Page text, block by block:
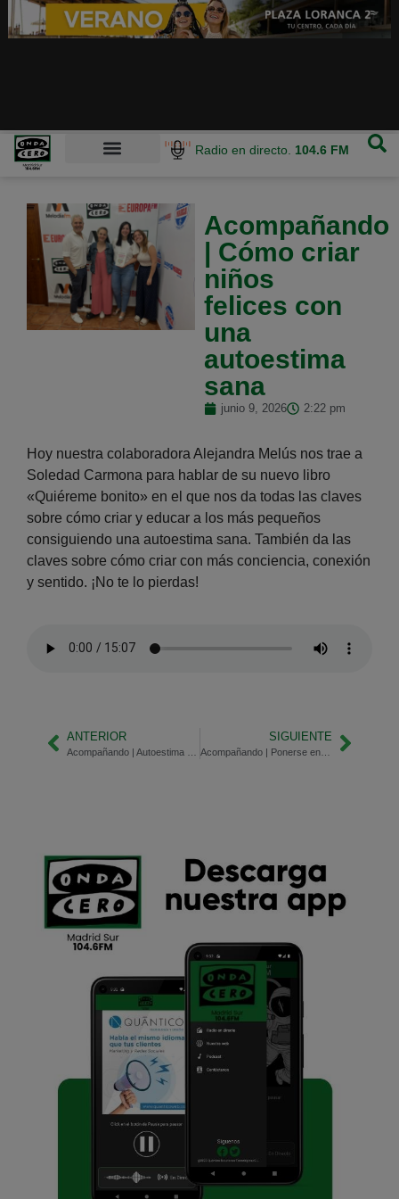
Radio en directo. 104.6 FM
Acompañando
| Cómo criar
niños
felices con
una
autoestima
sana
junio 9, 2026 2:22 pm
Hoy nuestra colaboradora Alejandra Melús nos trae a
Soledad Carmona para hablar de su nuevo libro
«Quiéreme bonito» en el que nos da todas las claves
sobre cómo criar y educar a los más pequeños
consiguiendo una autoestima sana. También da las
claves sobre cómo criar con más conciencia, conexión
y sentido. ¡No te lo pierdas!
ANTERIOR SIGUIENTE
Acompañando | Ponerse en valor